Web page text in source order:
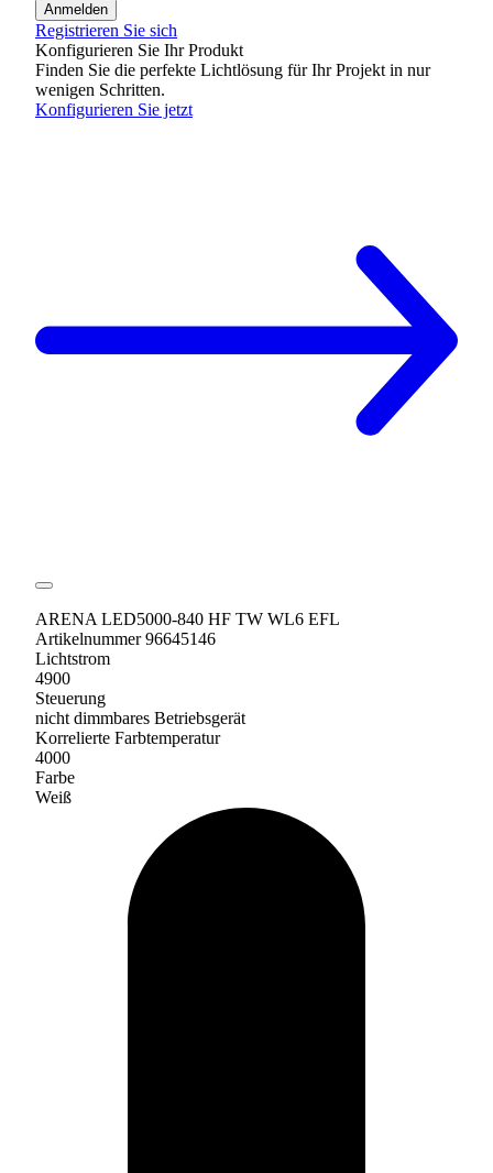
Anmelden
Registrieren Sie sich
Konfigurieren Sie Ihr Produkt
Finden Sie die perfekte Lichtlösung für Ihr Projekt in nur
wenigen Schritten.
Konfigurieren Sie jetzt
ARENA LED5000-840 HF TW WL6 EFL
Artikelnummer 96645146
Lichtstrom
4900
Steuerung
nicht dimmbares Betriebsgerät
Korrelierte Farbtemperatur
4000
Farbe
Weiß